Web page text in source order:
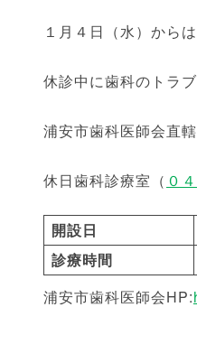
１月４日（水）から
休診中に歯科のトラ
浦安市歯科医師会直轄
休日歯科診療室（ ０
開設日
診療時間
浦安市歯科医師会HP: